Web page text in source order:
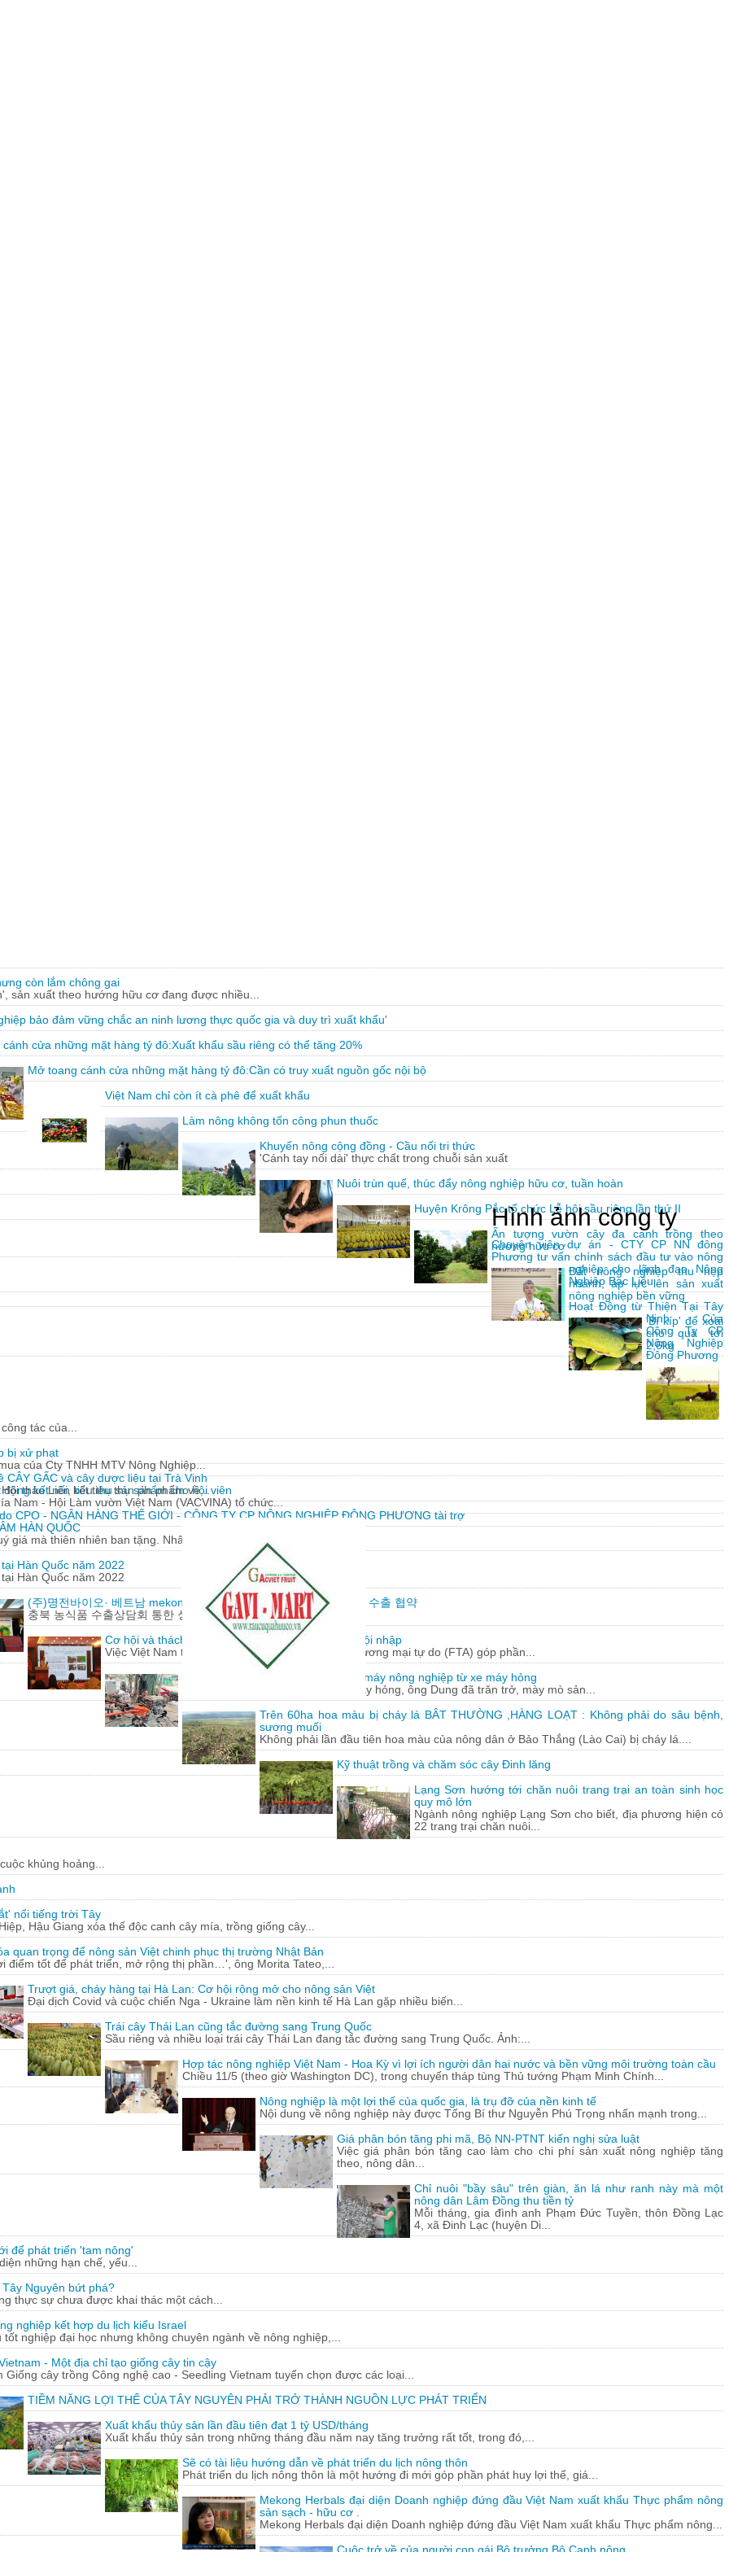
còn lắm chông gai
sản xuất theo hướng hữu cơ đang được nhiều...
bảo đảm vững chắc an ninh lương thực quốc gia và duy trì xuất khẩu'
cánh cửa những mặt hàng tỷ đô:Xuất khẩu sầu riêng có thể tăng 20%
Mở toang cánh cửa những mặt hàng tỷ đô:Cần có truy xuất nguồn gốc nội bộ
Việt Nam chỉ còn ít cà phê để xuất khẩu
Làm nông không tốn công phun thuốc
Khuyến nông cộng đồng - Cầu nối tri thức
'Cánh tay nối dài' thực chất trong chuỗi sản xuất
Nuôi trùn quế, thúc đẩy nông nghiệp hữu cơ, tuần hoàn
Huyện Krông Pắc tổ chức Lễ hội sầu riêng lần thứ II
Ấn tượng vườn cây đa canh trồng theo
hướng hữu cơ
Đất nông nghiệp thu hẹp
nhanh, áp lực lên sản xuất
nông nghiệp bền vững
'Bí kíp' để xoài
cho quả tới
2,6kg
bị xử phạt
của Cty TNHH MTV Nông Nghiệp...
kết nối, tiêu thụ sản phẩm cho hội viên
Nam - Hội Làm vườn Việt Nam (VACVINA) tổ chức...
HÀN QUỐC
giá mà thiên nhiên ban tặng. Nhân sâm có nguồn gốc từ...
Hàn Quốc năm 2022
Hàn Quốc năm 2022
(주)명전바이오· 베트남 mekong herbals corporation 기업 100만불 수출 협약
충북 농식품 수출상담회 통한 성과에 감사
Cơ hội và thách thức cho nông sản Việt Nam khi hội nhập
Việc Việt Nam tham gia hàng loạt các hiệp định thương mại tự do (FTA) góp phần...
Lão nông 'gàn' sáng chế hàng loạt máy nông nghiệp từ xe máy hỏng
Từ những động cơ, phụ tùng xe máy hỏng, ông Dung đã trăn trở, mày mò sản...
Trên 60ha hoa màu bị cháy lá BÂT THƯỜNG ,HÀNG LOẠT : Không phải do sâu bệnh,
sương muối
Không phải lần đầu tiên hoa màu của nông dân ở Bảo Thắng (Lào Cai) bị cháy lá....
Kỹ thuật trồng và chăm sóc cây Đinh lăng
Lạng Sơn hướng tới chăn nuôi trang trại an toàn sinh học
quy mô lớn
Ngành nông nghiệp Lạng Sơn cho biết, địa phương hiện có
22 trang trại chăn nuôi...
khủng hoảng...
nổi tiếng trời Tây
Hậu Giang xóa thế độc canh cây mía, trồng giống cây...
quan trọng để nông sản Việt chinh phục thị trường Nhật Bản
điểm tốt để phát triển, mở rộng thị phần…', ông Morita Tateo,...
Trượt giá, cháy hàng tại Hà Lan: Cơ hội rộng mở cho nông sản Việt
Đại dịch Covid và cuộc chiến Nga - Ukraine làm nền kinh tế Hà Lan gặp nhiều biến...
Trái cây Thái Lan cũng tắc đường sang Trung Quốc
Sầu riêng và nhiều loại trái cây Thái Lan đang tắc đường sang Trung Quốc. Ảnh:...
Hợp tác nông nghiệp Việt Nam - Hoa Kỳ vì lợi ích người dân hai nước và bền vững môi trường toàn cầu
Chiều 11/5 (theo giờ Washington DC), trong chuyến tháp tùng Thủ tướng Phạm Minh Chính...
Nông nghiệp là một lợi thế của quốc gia, là trụ đỡ của nền kinh tế
Nội dung về nông nghiệp này được Tổng Bí thư Nguyễn Phú Trọng nhấn mạnh trong...
Giá phân bón tăng phi mã, Bộ NN-PTNT kiến nghị sửa luật
Việc giá phân bón tăng cao làm cho chi phí sản xuất nông nghiệp tăng
theo, nông dân...
Chỉ nuôi "bầy sâu" trên giàn, ăn lá như ranh này mà một
nông dân Lâm Đồng thu tiền tỷ
Mỗi tháng, gia đình anh Phạm Đức Tuyền, thôn Đồng Lạc
4, xã Đinh Lạc (huyện Di...
để phát triển 'tam nông'
những hạn chế, yếu...
Nguyên bứt phá?
thực sự chưa được khai thác một cách...
nghiệp kết hợp du lịch kiểu Israel
nghiệp đại học nhưng không chuyên ngành về nông nghiệp,...
- Một địa chỉ tạo giống cây tin cậy
Giống cây trồng Công nghệ cao - Seedling Vietnam tuyển chọn được các loại...
TIỀM NĂNG LỢI THẾ CỦA TÂY NGUYÊN PHẢI TRỞ THÀNH NGUỒN LỰC PHÁT TRIỂN
Xuất khẩu thủy sản lần đầu tiên đạt 1 tỷ USD/tháng
Xuất khẩu thủy sản trong những tháng đầu năm nay tăng trưởng rất tốt, trong đó,...
Sẽ có tài liệu hướng dẫn về phát triển du lịch nông thôn
Phát triển du lịch nông thôn là một hướng đi mới góp phần phát huy lợi thế, giá...
Mekong Herbals đại diện Doanh nghiệp đứng đầu Việt Nam xuất khẩu Thực phẩm nông
sản sạch - hữu cơ .
Mekong Herbals đại diện Doanh nghiệp đứng đầu Việt Nam xuất khẩu Thực phẩm nông...
Hình ảnh công ty
Chuyên viên dự án - CTY CP NN đông
Phương tư vấn chính sách đầu tư vào nông
nghiệp cho lãnh đạo Nông
Nghiệp Bạc Liêu
Hoạt Động từ Thiện Tại Tây
Ninh Của
Công Ty CP
Nông Nghiệp
Đông Phương
tác của...
GẤC và cây dược liệu tại Trà Vinh
thảo Liên kết tiêu thụ sản phẩm về...
CPO - NGÂN HÀNG THẾ GIỚI - CÔNG TY CP NÔNG NGHIỆP ĐÔNG PHƯƠNG tài trợ